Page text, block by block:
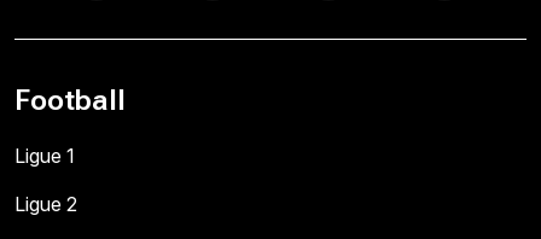
Football
Ligue 1
Ligue 2